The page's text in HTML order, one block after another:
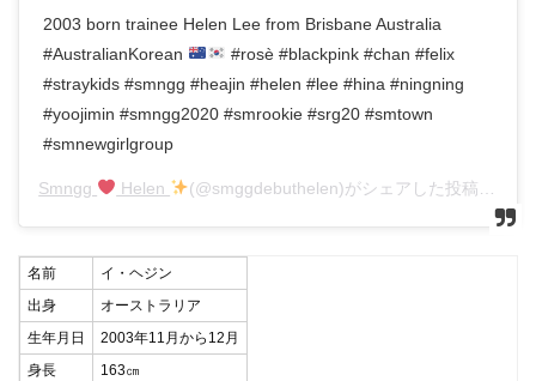
2003 born trainee Helen Lee from Brisbane Australia
#AustralianKorean
#rosè #blackpink #chan #felix
#straykids #smngg #heajin #helen #lee #hina #ningning
#yoojimin #smngg2020 #smrookie #srg20 #smtown
#smnewgirlgroup
Smngg Helen (@smggdebuthelen)がシェアした投稿 –
名前
イ・ヘジン
出身
オーストラリア
生年月日
2003年11月から12月
身長
163㎝